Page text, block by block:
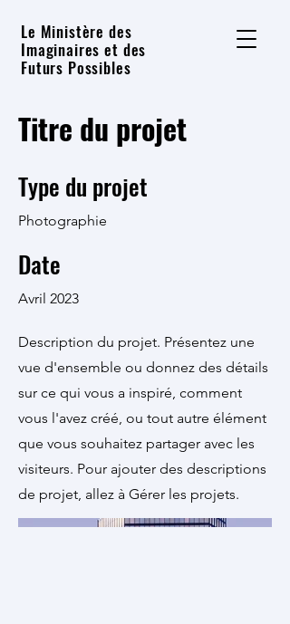
Le Ministère des
Imaginaires et des
Futurs Possibles
Titre du projet
Type du projet
Photographie
Date
Avril 2023
Description du projet. Présentez une
vue d'ensemble ou donnez des détails
sur ce qui vous a inspiré, comment
vous l'avez créé, ou tout autre élément
que vous souhaitez partager avec les
visiteurs. Pour ajouter des descriptions
de projet, allez à Gérer les projets.